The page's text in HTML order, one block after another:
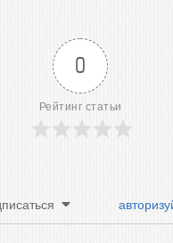
0
Рейтинг статьи